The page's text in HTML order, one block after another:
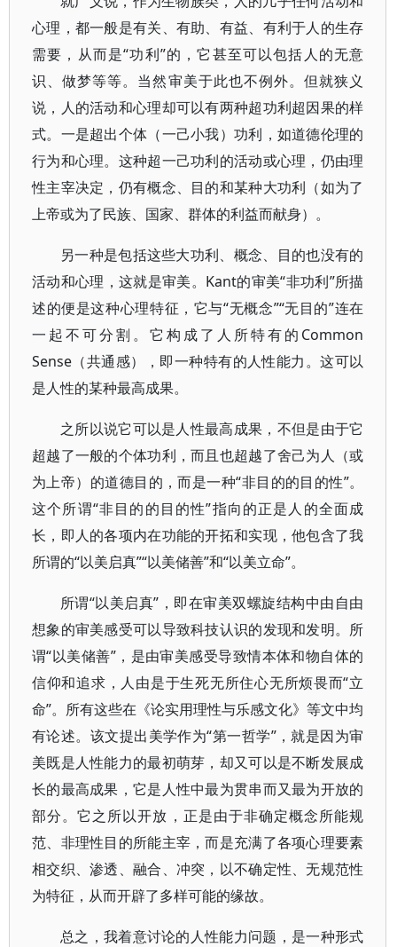
心理，都一般是有关、有助、有益、有利于人的生存
需要，从而是“功利”的，它甚至可以包括人的无意
识、做梦等等。当然审美于此也不例外。但就狭义
说，人的活动和心理却可以有两种超功利超因果的样
式。一是超出个体（一己小我）功利，如道德伦理的
行为和心理。这种超一己功利的活动或心理，仍由理
性主宰决定，仍有概念、目的和某种大功利（如为了
上帝或为了民族、国家、群体的利益而献身）。
另一种是包括这些大功利、概念、目的也没有的
活动和心理，这就是审美。Kant的审美“非功利”所描
述的便是这种心理特征，它与“无概念”“无目的”连在
一起不可分割。它构成了人所特有的Common
Sense（共通感），即一种特有的人性能力。这可以
是人性的某种最高成果。
之所以说它可以是人性最高成果，不但是由于它
超越了一般的个体功利，而且也超越了舍己为人（或
为上帝）的道德目的，而是一种“非目的的目的性”。
这个所谓“非目的的目的性”指向的正是人的全面成
长，即人的各项内在功能的开拓和实现，他包含了我
所谓的“以美启真”“以美储善”和“以美立命”。
所谓“以美启真”，即在审美双螺旋结构中由自由
想象的审美感受可以导致科技认识的发现和发明。所
谓“以美储善”，是由审美感受导致情本体和物自体的
信仰和追求，人由是于生死无所住心无所烦畏而“立
命”。所有这些在《论实用理性与乐感文化》等文中均
有论述。该文提出美学作为“第一哲学”，就是因为审
美既是人性能力的最初萌芽，却又可以是不断发展成
长的最高成果，它是人性中最为贯串而又最为开放的
部分。它之所以开放，正是由于非确定概念所能规
范、非理性目的所能主宰，而是充满了各项心理要素
相交织、渗透、融合、冲突，以不确定性、无规范性
为特征，从而开辟了多样可能的缘故。
总之，我着意讨论的人性能力问题，是一种形式